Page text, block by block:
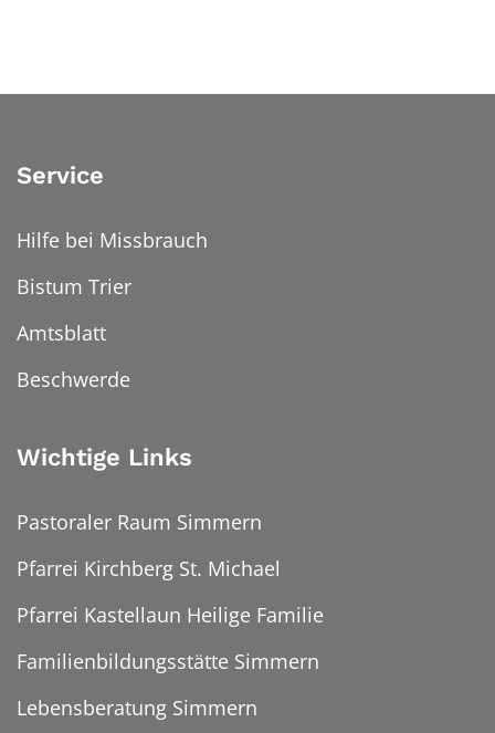
Service
Hilfe bei Missbrauch
Bistum Trier
Amtsblatt
Beschwerde
Wichtige Links
Pastoraler Raum Simmern
Pfarrei Kirchberg St. Michael
Pfarrei Kastellaun Heilige Familie
Familienbildungsstätte Simmern
Lebensberatung Simmern